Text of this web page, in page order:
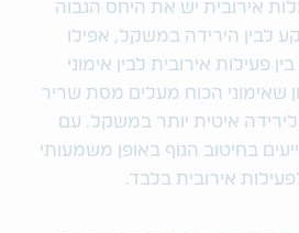
אירובית יש את היחס הגבוה
לבין הירידה במשקל, אפילו
פעילות אירובית לבין אימוני
שאימוני הכוח מעלים מסת שריר
לירידה איטית יותר במשקל. עם
בחיטוב הגוף באופן משמעותי
אירובית בלבד.